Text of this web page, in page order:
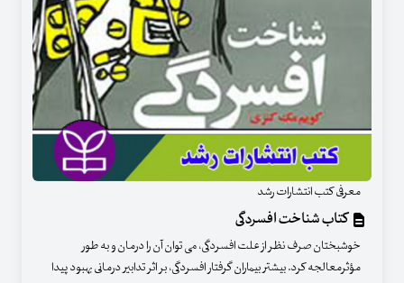
معرفی کتب انتشارات رشد
کتاب شناخت افسردگی
خوشبختان صرف نظر از علت افسردگی، می توان آن را درمان و به طور
مؤثرمعالجه کرد. بیشتر بیماران گرفتار افسردگی، بر اثر تدابیر درمانی بهبود پیدا